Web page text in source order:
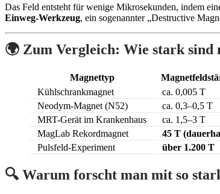
Das Feld entsteht für wenige Mikrosekunden, indem
Einweg-Werkzeug, ein sogenannter „Destructive
🌍 Zum Vergleich: Wie stark sind
Magnettyp
Kühlschrankmagnet
ca. 0,005 T
Neodym-Magnet (N52)
ca. 0,3–0,5 T
MRT-Gerät im Krankenhaus
ca. 1,5–3 T
MagLab Rekordmagnet
45 T
Pulsfeld-Experiment
über 1.200 T
🔍 Warum forscht man mit so